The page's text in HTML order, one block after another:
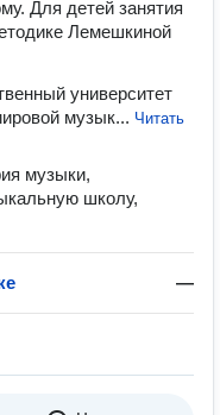
Для детей занятия
Лемешкиной
университет
музык... Читать
музыки,
школу,
—